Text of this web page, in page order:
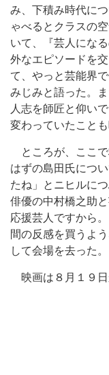
み、下積み時代に
ゃべるとクラスの
いて、『芸人にな
外なエピソードを
て、やっと芸能界
みじみと語った。
人志を師匠と仰い
変わっていたことも
ところが、ここで
はずの島田氏につ
たね」とニヒルに
俳優の中村橋之助
応援芸人ですから
間の反感を買うよ
して会場を去った。
映画は８月１９日